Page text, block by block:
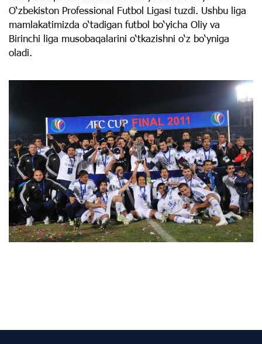
O‘zbekiston Professional Futbol Ligasi tuzdi. Ushbu liga
mamlakatimizda o‘tadigan futbol bo‘yicha Oliy va
Birinchi liga musobaqalarini o‘tkazishni o‘z bo‘yniga
oladi.